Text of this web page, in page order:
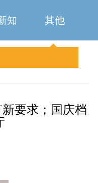
知 其他
要求；国庆档